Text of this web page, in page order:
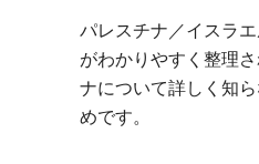
パレスチナ／イスラ
がわかりやすく整理
ナについて詳しく知
めです。